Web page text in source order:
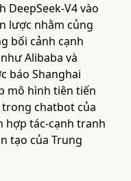
DeepSeek-V4 vào
lược nhằm củng
bối cảnh cạnh
Alibaba và
báo Shanghai
mô hình tiên tiến
trong chatbot của
hợp tác-cạnh tranh
tạo của Trung